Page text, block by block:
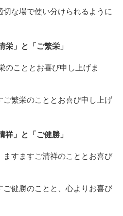
切な場で使い分けられるように
栄」と「ご繁栄」
のこととお喜び申し上げま
ご繁栄のこととお喜び申し上げ
祥」と「ご健勝」
ますますご清祥のこととお喜び
ご健勝のことと、心よりお喜び